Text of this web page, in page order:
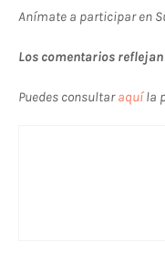
Anímate a participar en
Los comentarios
Puedes consultaraquíla